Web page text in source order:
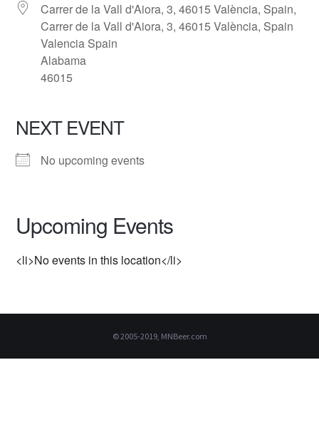
Carrer de la Vall d'Aiora, 3, 46015 València, Spain,
Carrer de la Vall d'Aiora, 3, 46015 València, Spain
Valencia Spain
Alabama
46015
NEXT EVENT
No upcoming events
Upcoming Events
<li>No events in this location</li>
© 2005-2019, MNBeer.com